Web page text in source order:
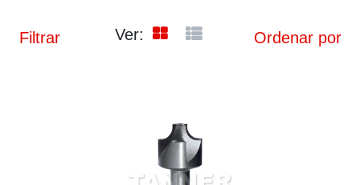
Ver: Ordenar por
Filtrar